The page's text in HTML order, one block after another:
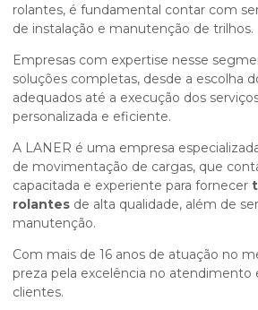
rolantes, é fundamental contar com
de instalação e manutenção de trilhos.
Empresas com expertise nesse
soluções completas, desde a escolha
adequados até a execução dos
personalizada e eficiente.
A LANER é uma empresa
de movimentação de cargas, que
capacitada e experiente para fornecer
rolantes de alta qualidade, além de
manutenção.
Com mais de 16 anos de atuação no
preza pela excelência no atendimento
clientes.